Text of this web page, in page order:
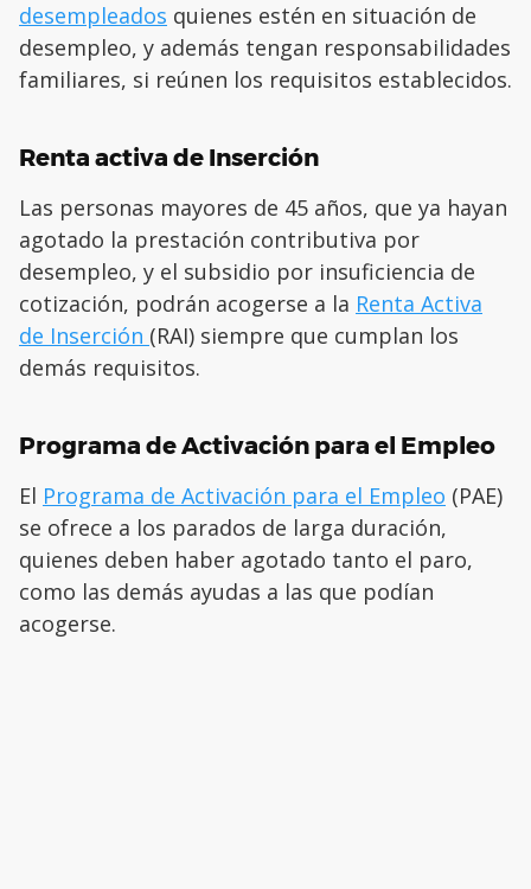
desempleados quienes estén en situación de
desempleo, y además tengan responsabilidades
familiares, si reúnen los requisitos establecidos.
Renta activa de Inserción
Las personas mayores de 45 años, que ya hayan
agotado la prestación contributiva por
desempleo, y el subsidio por insuficiencia de
cotización, podrán acogerse a la Renta Activa
de Inserción (RAI) siempre que cumplan los
demás requisitos.
Programa de Activación para el Empleo
El Programa de Activación para el Empleo (PAE)
se ofrece a los parados de larga duración,
quienes deben haber agotado tanto el paro,
como las demás ayudas a las que podían
acogerse.